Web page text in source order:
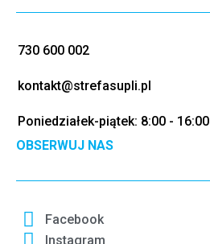
730 600 002
kontakt@strefasupli.pl
Poniedziałek-piątek: 8:00 - 16:00
OBSERWUJ NAS
Facebook
Instagram